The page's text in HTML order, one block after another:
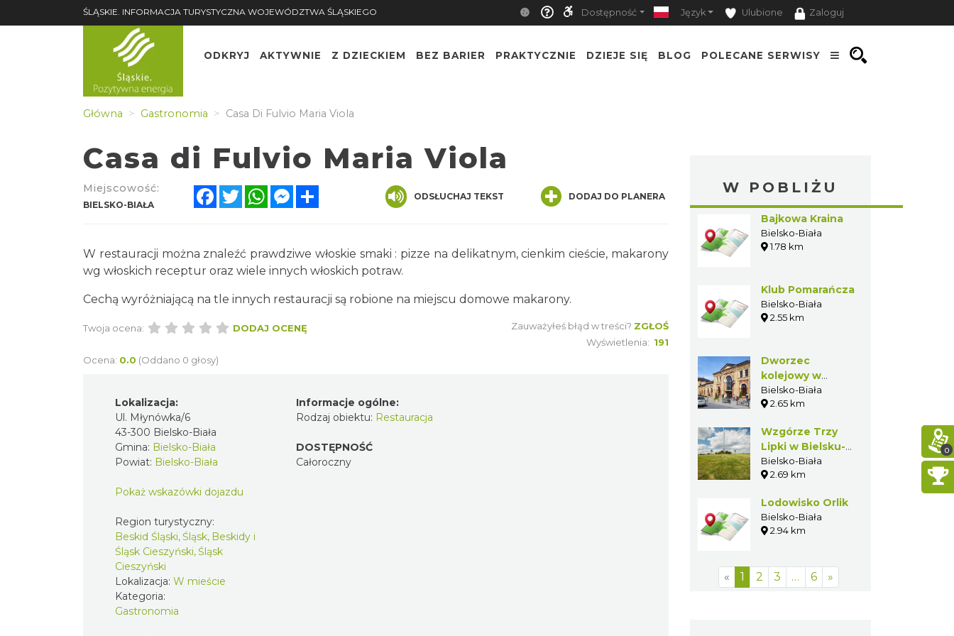
ŚLĄSKIE. INFORMACJA TURYSTYCZNA WOJEWÓDZTWA ŚLĄSKIEGO Dostępność Język Ulubione Zaloguj
ODKRYJ AKTYWNIE Z DZIECKIEM BEZ BARIER PRAKTYCZNIE DZIEJE SIĘ BLOG POLECANE SERWISY
Główna Gastronomia Casa Di Fulvio Maria Viola
Casa di Fulvio Maria Viola
Miejscowość:
BIELSKO-BIAŁA
Facebook
TwitterWhatsAppMessenger ODSŁUCHAJ TEKST DODAJ DO PLANERA
W restauracji można znaleźć prawdziwe włoskie smaki : pizze na delikatnym, cienkim cieście,
makarony wg włoskich receptur oraz wiele innych włoskich potraw.
Cechą wyróżniającą na tle innych restauracji są robione na miejscu domowe makarony.
Twoja ocena: DODAJ OCENĘ
Ocena:0.0 (Oddano 0 głosy)
Zauważyłeś błąd w treści?ZGŁOŚ
Wyświetlenia:191
Lokalizacja:
Ul. Młynówka/6
43-300 Bielsko-Biała
Gmina:Bielsko-Biała
Powiat:Bielsko-Biała
Pokaż wskazówki dojazdu
Region turystyczny:
Beskid Śląski, Śląsk, Beskidy
i Śląsk Cieszyński, Śląsk
Cieszyński
Lokalizacja:W mieście
Kategoria:
Gastronomia
Informacje ogólne:
Rodzaj obiektu:Restauracja
DOSTĘPNOŚĆ
Całoroczny
W POBLIŻU
Bajkowa Kraina
Bielsko-Biała
1.78 km
Klub
Pomarańcza
Bielsko-Biała
Dworzec
kolejowy w
Bielsku-Białej
Bielsko-Biała
2.65 km
Wzgórze Trzy
Lipki w Bielsku-
Białej
Bielsko-Biała
2.69 km
Lodowisko
Orlik
Bielsko-Biała
2 3 … 6
0